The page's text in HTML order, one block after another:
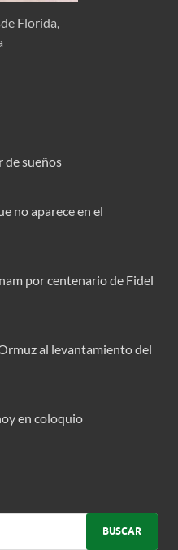
Florida,
de sueños
no aparece en el
por centenario de Fidel
al levantamiento del
en coloquio